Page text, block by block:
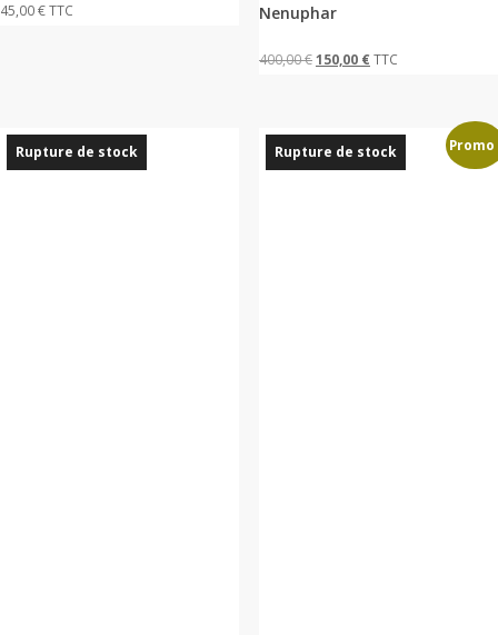
45,00€TTC Nenuphar
400,00€Le
était :
400,00 €.
150,00 €Le
est :
150,00 €.
TTC
Rupture de stock Rupture de stock Promo